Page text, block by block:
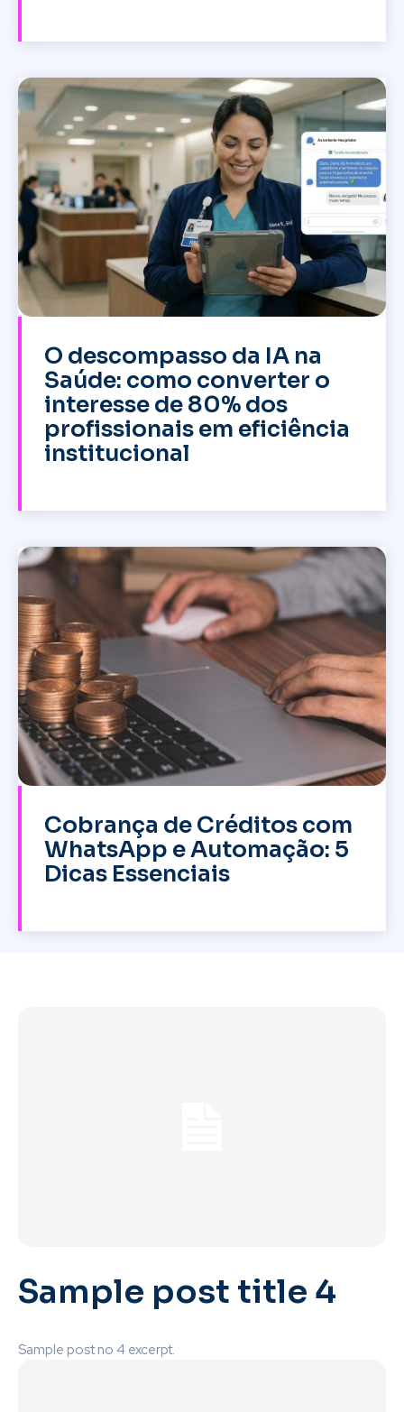
O descompasso da IA na
Saúde: como converter o
interesse de 80% dos
profissionais em eficiência
institucional
Cobrança de Créditos com
WhatsApp e Automação: 5
Dicas Essenciais
Sample post title 4
Sample post no 4 excerpt.